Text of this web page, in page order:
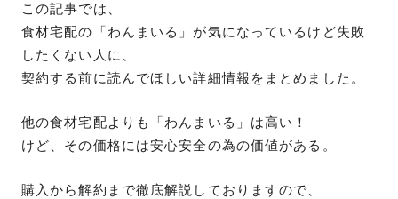
この記事では、
食材宅配の「わんまいる」が気になっているけど失敗
したくない人に、
契約する前に読んでほしい詳細情報をまとめました。
他の食材宅配よりも「わんまいる」は高い！
けど、その価格には安心安全の為の価値がある。
購入から解約まで徹底解説しておりますので、